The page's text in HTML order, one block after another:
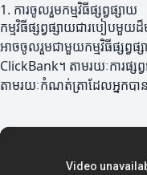
1. ការចូលរួមកម្មវិធីផ្សព្វផ្សាយ
កម្មវិធីផ្សព្វផ្សាយជារបៀបមួយដ៏
អាចចូលរួមជាមួយកម្មវិធីផ្សព្វ
ClickBank។ តាមរយៈការផ្ស
តាមរយៈកំណត់ត្រាដែលអ្នកបា